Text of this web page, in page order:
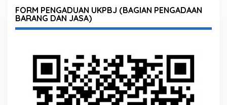
FORM PENGADUAN UKPBJ (BAGIAN PENGADAAN
BARANG DAN JASA)